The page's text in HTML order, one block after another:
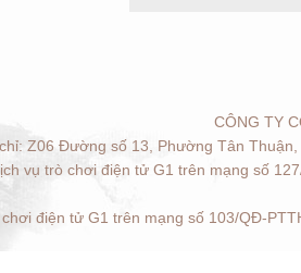
CÔNG TY
Z06 Đường số 13, Phường Tân
vụ trò chơi điện tử G1 trên mạng số
điện tử G1 trên mạng số 103/QĐ-